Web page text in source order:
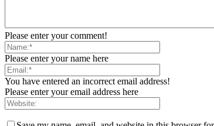
Please enter your comment!
Please enter your name here
You have entered an incorrect email address!
Please enter your email address here